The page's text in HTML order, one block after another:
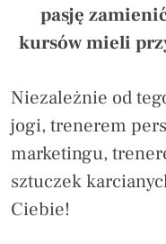
pasję
kursów mieli
Niezależnie od
jogi, trenerem
marketingu,
sztuczek
Ciebie!